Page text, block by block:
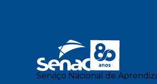
Serviço Nacional de